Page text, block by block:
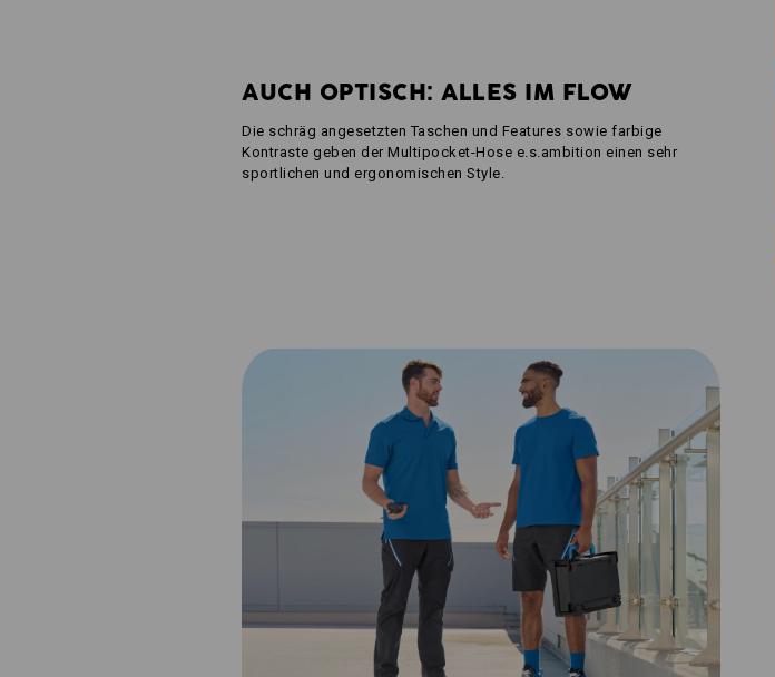
AUCH OPTISCH: ALLES IM FLOW
Die schräg angesetzten Taschen und Features sowie farbige
Kontraste geben der Multipocket-Hose e.s.ambition einen sehr
sportlichen und ergonomischen Style.